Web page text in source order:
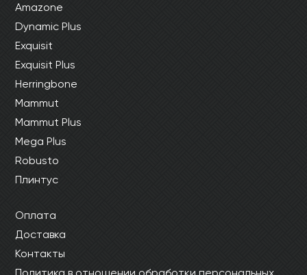
Amazone
Dynamic Plus
Exquisit
Exquisit Plus
Herringbone
Mammut
Mammut Plus
Mega Plus
Robusto
Плинтус
Оплата
Доставка
Контакты